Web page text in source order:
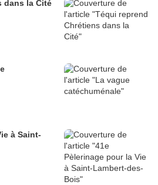
dans la Cité
à Saint-